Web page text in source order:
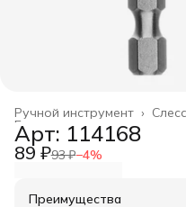
Ручной инструмент ›
Главная ›
Арт: 114168
89 ₽93 ₽−4%
Преимущества